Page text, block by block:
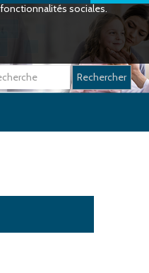
sociales.
Rechercher